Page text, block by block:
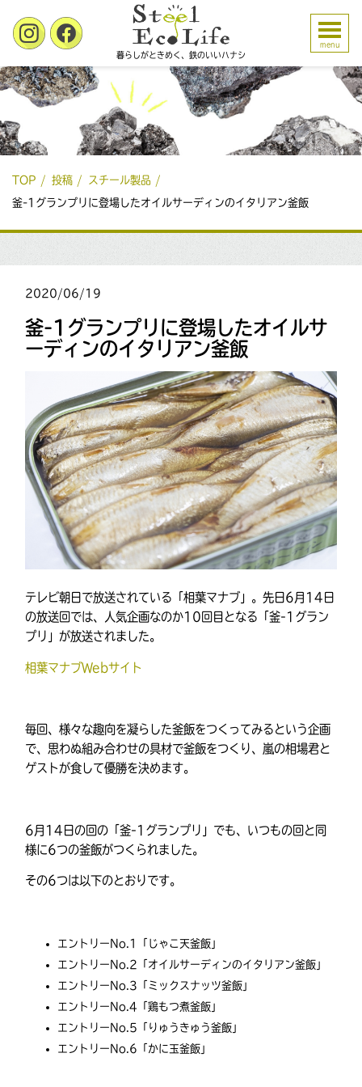
暮らしがときめく、鉄のいいハナシ
menu
TOP 投稿 スチール製品
釜-1グランプリに登場したオイルサーディンのイタリアン釜飯
2020/06/19
釜-1グランプリに登場したオイルサ
ーディンのイタリアン釜飯
テレビ朝日で放送されている「相葉マナブ」。先日6月14日
の放送回では、人気企画なのか10回目となる「釜-1グラン
プリ」が放送されました。
相葉マナブWebサイト
毎回、様々な趣向を凝らした釜飯をつくってみるという企画
で、思わぬ組み合わせの具材で釜飯をつくり、嵐の相場君と
ゲストが食して優勝を決めます。
6月14日の回の「釜-1グランプリ」でも、いつもの回と同
様に6つの釜飯がつくられました。
その6つは以下のとおりです。
エントリーNo.1「じゃこ天釜飯」
エントリーNo.2「オイルサーディンのイタリアン釜飯」
エントリーNo.3「ミックスナッツ釜飯」
エントリーNo.4「鶏もつ煮釜飯」
エントリーNo.5「りゅうきゅう釜飯」
エントリーNo.6「かに玉釜飯」